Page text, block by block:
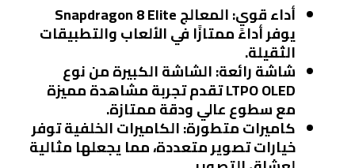
أداء قوي
: المعالج Snapdragon 8 Elite
يوفر أداءً ممتازًا في الألعاب والتطبيقات
الثقيلة.
شاشة رائعة: الشاشة الكبيرة من نوع
LTPO OLED تقدم تجربة مشاهدة مميزة
مع سطوع عالي ودقة ممتازة.
كاميرات متطورة: الكاميرات الخلفية توفر
خيارات تصوير متعددة، مما يجعلها مثالية